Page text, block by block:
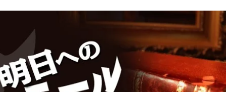
トピックス
お知らせ
イベント・グッズ
YouTube
会社情報